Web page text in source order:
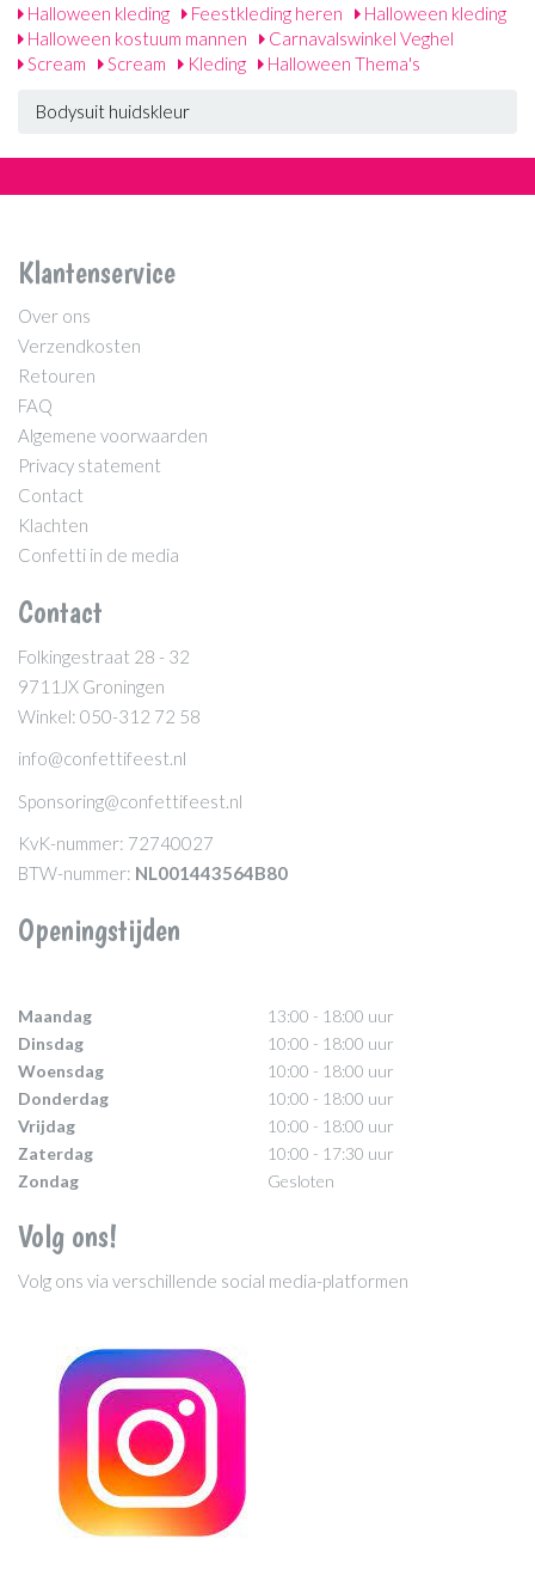
Halloween kleding
Feestkleding heren
Halloween kleding
Halloween kostuum mannen
Carnavalswinkel Veghel
Scream
Scream Kleding Halloween Thema's
Bodysuit huidskleur
Klantenservice
Over ons
Verzendkosten
Retouren
FAQ
Algemene voorwaarden
Privacy statement
Contact
Klachten
Confetti in de media
Contact
Folkingestraat 28 - 32
9711JX Groningen
Winkel: 050-312 72 58
info@confettifeest.nl
Sponsoring@confettifeest.nl
KvK-nummer: 72740027
BTW-nummer: NL001443564B80
Openingstijden
Maandag
13:00 - 18:00 uur
Dinsdag
10:00 - 18:00 uur
Woensdag
10:00 - 18:00 uur
Donderdag
10:00 - 18:00 uur
Vrijdag
10:00 - 18:00 uur
Zaterdag
10:00 - 17:30 uur
Zondag
Gesloten
Volg ons!
Volg ons via verschillende social media-platformen